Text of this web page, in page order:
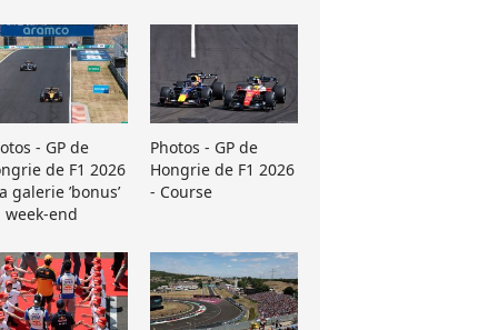
- GP de
de F1 2026
galerie ’bonus’
week-end
Photos - GP de
Hongrie de F1 2026
- Course